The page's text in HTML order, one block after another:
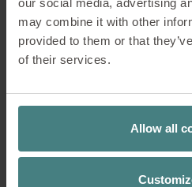
may combine it with other
provided to them or that
of their services.
Allow all
ein ‚Flexible Space‘
Sedus
temporäre
Zusammenarbeit mit
sich der se:lab-
klassische
Fläche ist agil und kann